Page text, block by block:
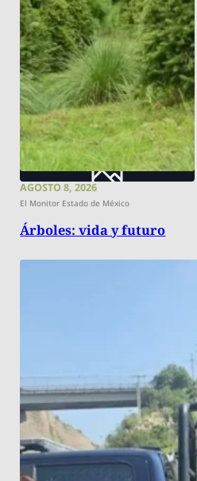
AGOSTO 8, 2026
El Monitor Estado de México
Árboles: vida y futuro